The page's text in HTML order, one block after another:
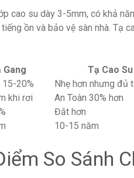
cao su dày 3-5mm, có khả
ồn và bảo vệ sàn nhà. Tạ
Gang Tạ Cao Su
15-20% Nhẹ hơn nhưng đủ
khi rơi An Toàn 30% hơn
Đắt hơn
10-15 năm
So Sánh